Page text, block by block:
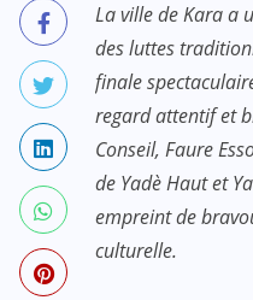
La ville de Kara a
des luttes
finale
regard attentif et
Conseil, Faure
de Yadè Haut et
empreint de
culturelle.